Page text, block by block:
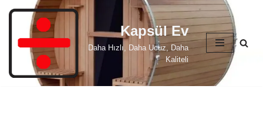
İçeriğe
geç
Kapsül Ev
Daha Hızlı, Daha Ucuz, Daha
Kaliteli